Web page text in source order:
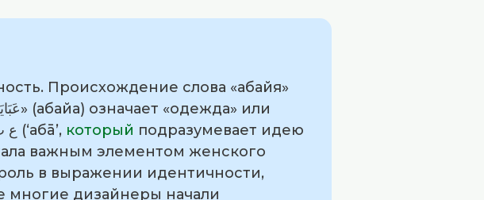
Происхождение слова «абайя»
«покрытие». Это слово имеет свои корни в корне ع ب ي (‘абā’, который подразумевает идею
важным элементом женского
в выражении идентичности,
дизайнеры начали